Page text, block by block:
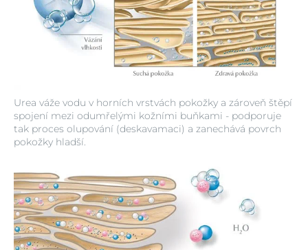
Urea váže vodu v horních vrstvách pokožky a zároveň štěpí
spojení mezi odumřelými kožními buňkami - podporuje
tak proces olupování (deskavamaci) a zanechává povrch
pokožky hladší.